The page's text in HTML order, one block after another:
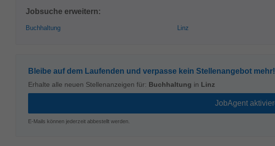
Jobsuche erweitern:
Buchhaltung Linz
Bleibe auf dem Laufenden und verpasse kein Stellenangebot mehr!
Erhalte alle neuen Stellenanzeigen für: Buchhaltung in Linz
E-Mails können jederzeit abbestellt werden.